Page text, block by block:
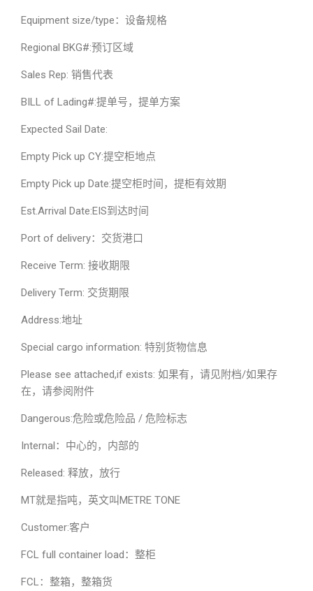
Equipment size/type：设备规格
Regional BKG#:预订区域
Sales Rep: 销售代表
BILL of Lading#:提单号，提单方案
Expected Sail Date:
Empty Pick up CY:提空柜地点
Empty Pick up Date:提空柜时间，提柜有效期
Est.Arrival Date:EIS到达时间
Port of delivery：交货港口
Receive Term: 接收期限
Delivery Term: 交货期限
Address:地址
Special cargo information: 特别货物信息
Please see attached,if exists: 如果有，请见附档/如果存
在，请参阅附件
Dangerous:危险或危险品 / 危险标志
Internal：中心的，内部的
Released: 释放，放行
MT就是指吨，英文叫METRE TONE
Customer:客户
FCL full container load：整柜
FCL：整箱，整箱货